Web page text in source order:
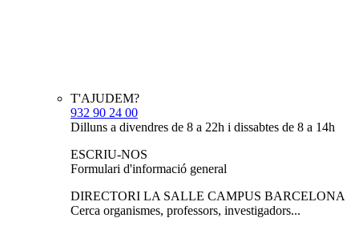
T'AJUDEM?
932 90 24 00
Dilluns a divendres de 8 a 22h i dissabtes de 8 a 14h
ESCRIU-NOS
Formulari d'informació general
DIRECTORI LA SALLE CAMPUS BARCELONA
Cerca organismes, professors, investigadors...